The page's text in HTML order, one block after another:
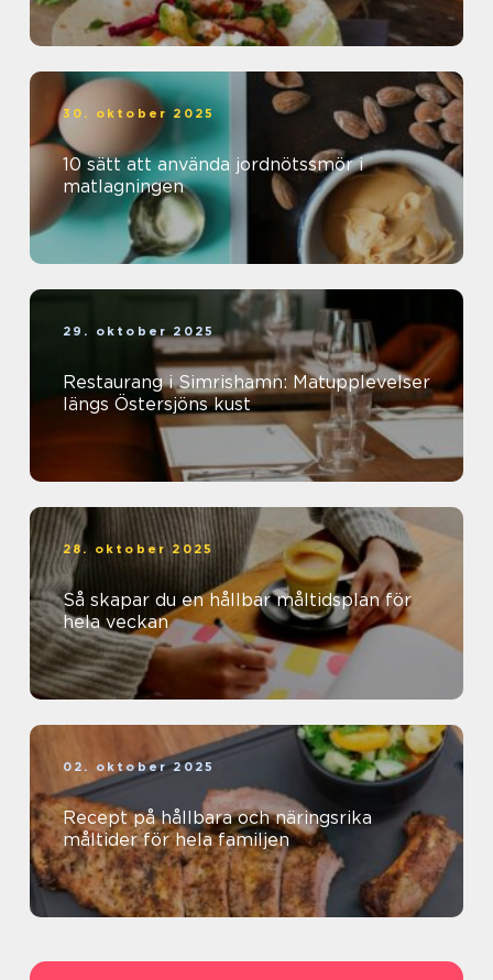
30. oktober 2025
10 sätt att använda jordnötssmör i
matlagningen
29. oktober 2025
Restaurang i Simrishamn: Matupplevelser
längs Östersjöns kust
28. oktober 2025
Så skapar du en hållbar måltidsplan för
hela veckan
02. oktober 2025
Recept på hållbara och näringsrika
måltider för hela familjen